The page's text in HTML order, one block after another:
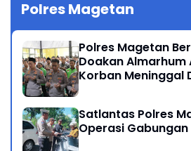
Polres Magetan
Polres Magetan
Doakan
Korban Meninggal
Satlantas Polres
Operasi